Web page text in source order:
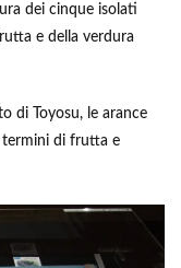
dei cinque isolati
e della verdura
di Toyosu, le arance
termini di frutta e